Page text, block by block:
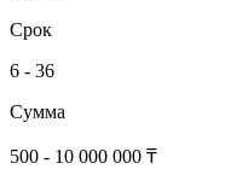
Срок
6 - 36
Сумма
500 - 10 000 000 ₸